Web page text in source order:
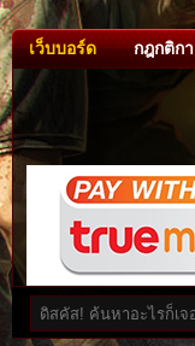
เว็บบอร์ด กฎกติกา